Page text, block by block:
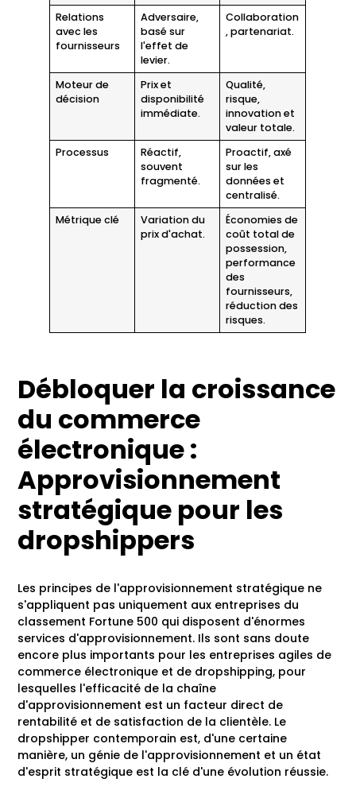
Relations
avec les
fournisseurs
Adversaire,
basé sur
l'effet de
levier.
Collaboration
, partenariat.
Moteur de
décision
Prix et
disponibilité
immédiate.
Qualité,
risque,
innovation et
valeur totale.
Processus
Réactif,
souvent
fragmenté.
Proactif, axé
sur les
données et
centralisé.
Métrique clé
Variation du
prix d'achat.
Économies de
coût total de
possession,
performance
des
fournisseurs,
réduction des
risques.
Débloquer la croissance
du commerce
électronique :
Approvisionnement
stratégique pour les
dropshippers
Les principes de l'approvisionnement stratégique ne
s'appliquent pas uniquement aux entreprises du
classement Fortune 500 qui disposent d'énormes
services d'approvisionnement. Ils sont sans doute
encore plus importants pour les entreprises agiles de
commerce électronique et de dropshipping, pour
lesquelles l'efficacité de la chaîne
d'approvisionnement est un facteur direct de
rentabilité et de satisfaction de la clientèle. Le
dropshipper contemporain est, d'une certaine
manière, un génie de l'approvisionnement et un état
d'esprit stratégique est la clé d'une évolution réussie.